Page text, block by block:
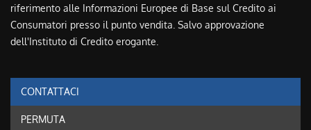
Ho letto e accettol'informativa privacy*
Acconsento al trattamento dei miei dati per finalità di
riferimento alle Informazioni Europee di Base sul Credito ai
Consumatori presso il punto vendita. Salvo approvazione
dell'Instituto di Credito erogante.
CONTATTACI
PERMUTA